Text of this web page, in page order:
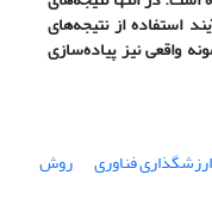
استفاده از نتیجههای
واقعی نیز پیادهسازی
ارزشگذاری فناوری روش